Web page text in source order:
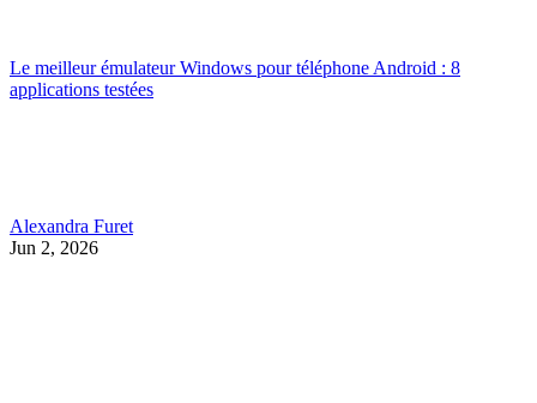
Le meilleur émulateur Windows pour téléphone Android : 8
applications testées
Alexandra Furet
Jun 2, 2026